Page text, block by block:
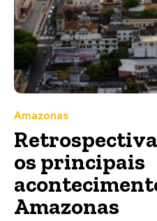
Amazonas
os principais
Amazonas